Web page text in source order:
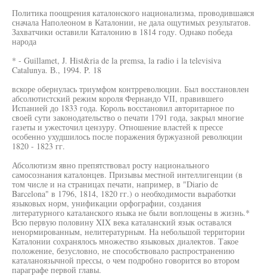
Политика поощрения каталонского национализма, проводившаяся
сначала Наполеоном в Каталонии, не дала ощутимых результатов.
Захватчики оставили Каталонию в 1814 году. Однако победа
народа
* - Guillamet, J. Hist&ria de la premsa, la radio i la televisiva
Catalunya. В., 1994. P. 18
вскоре обернулась триумфом контрреволюции. Был восстановлен
абсолютистский режим короля Фернандо VII, правившего
Испанией до 1833 года. Король восстановил авторитарное по
своей сути законодательство о печати 1791 года, закрыл многие
газеты и ужесточил цензуру. Отношение властей к прессе
особенно ухудшилось после поражения буржуазной революции
1820 - 1823 гг.
Абсолютизм явно препятствовал росту национального
самосознания каталонцев. Призывы местной интеллигенции (в
том числе и на страницах печати, например, в "Diario de
Barcelona" в 1796, 1814, 1820 гг.) о необходимости выработки
языковых норм, унификации орфографии, создания
литературного каталанского языка не были воплощены в жизнь.*
Всю первую половину XIX века каталанский язык оставался
ненормированным, нелитературным. На небольшой территории
Каталонии сохранялось множество языковых диалектов. Такое
положение, безусловно, не способствовало распространению
каталаноязычной прессы, о чем подробно говорится во втором
параграфе первой главы.